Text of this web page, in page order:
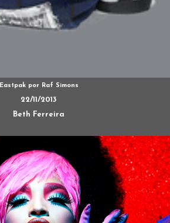
Eastpak por Raf Simons
22/11/2013
Beth Ferreira